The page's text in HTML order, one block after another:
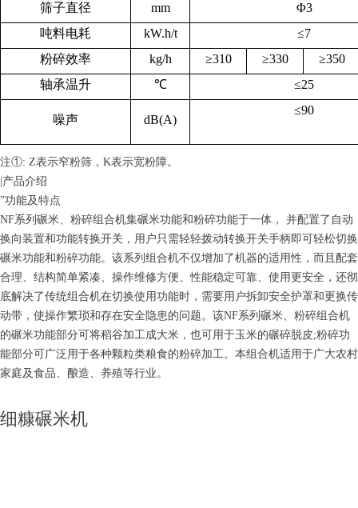
细糠碾米机
筛子直径
mm
Φ3
吨料电耗
kW.h/t
≤7
粉碎效率
kg/h ≥310 ≥330
≥350
轴承温升
℃ ≤25
噪声 dB(A)
≤90
注①: Z表示窄粉筛，K表示宽粉障。
|产品介绍
”功能及特点
NF系列碾米、粉碎组合机集碾米功能和粉碎功能于一体， 并配置了自动
换向装置和功能转换开关，用户只需轻轻拨动转换开关手柄即可轻松切换
碾米功能和粉碎功能。该系列组合机不仅增加了机器的适用性，而且配套
合理、结构简单紧凑、操作维修方便、性能稳定可靠、使用更安全，还彻
底解决了传统组合机在切换使用功能时，需要用户拆卸安全护罩和更换传
动带，使操作繁琐和存在安全隐患的问题。该NF系列碾米、粉碎组合机
的碾米功能部分可将稻谷加工成大米，也可用于玉米的碾碎脱皮;粉碎功
能部分可广泛用于各种颗粒类粮食的粉碎加工。本组合机适用于广大农村
家庭及食品、酿造、养殖等行业。